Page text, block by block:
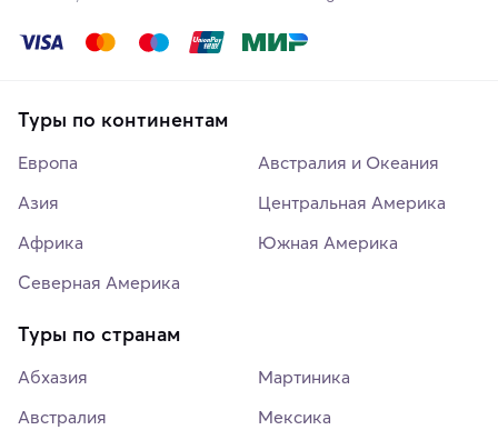
Туры по континентам
Европа
Азия
Африка
Северная Америка
Австралия и Океания
Центральная Америка
Южная Америка
Туры по странам
Абхазия
Австралия
Мартиника
Мексика